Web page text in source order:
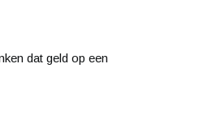
dat geld op een